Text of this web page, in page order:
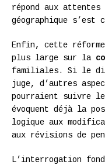
répond aux
géographique s’est
Enfin, cette
plus large sur la
familiales. Si le
juge, d’autres
pourraient suivre le
évoquent déjà la
logique aux
aux révisions de
L’interrogation